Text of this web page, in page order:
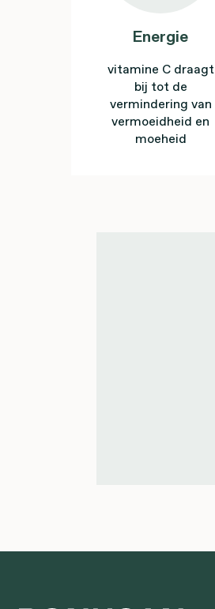
Energie
vitamine C draagt
bij tot de
vermindering van
vermoeidheid en
moeheid